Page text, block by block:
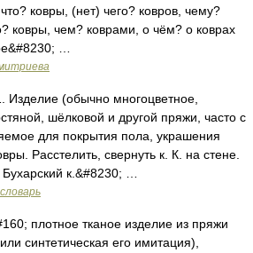
ковры, (нет) чего? ковров, чему?
ковры, чем? коврами, о чём? о коврах
…
(обычно многоцветное,
шёлковой и другой пряжи, часто с
для покрытия пола, украшения
Расстелить, свернуть к. К. на стене.
к.&#8230; …
плотное тканое изделие из пряжи
синтетическая его имитация),